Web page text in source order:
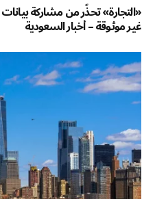
«التجارة» تحذّر من مشاركة
غير موثوقة – أخبار السعودية